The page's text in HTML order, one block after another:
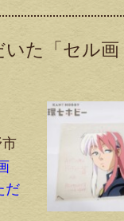
た「セル
だ